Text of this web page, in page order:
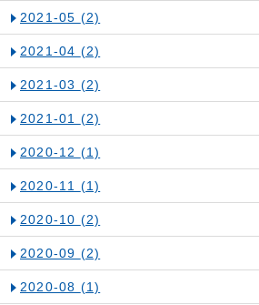
2021-05 (2)
2021-04 (2)
2021-03 (2)
2021-01 (2)
2020-12 (1)
2020-11 (1)
2020-10 (2)
2020-09 (2)
2020-08 (1)